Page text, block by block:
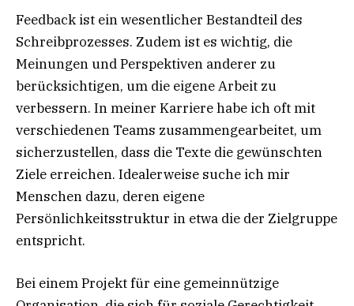
Feedback ist ein wesentlicher Bestandteil des
Schreibprozesses. Zudem ist es wichtig, die
Meinungen und Perspektiven anderer zu
berücksichtigen, um die eigene Arbeit zu
verbessern. In meiner Karriere habe ich oft mit
verschiedenen Teams zusammengearbeitet, um
sicherzustellen, dass die Texte die gewünschten
Ziele erreichen. Idealerweise suche ich mir
Menschen dazu, deren eigene
Persönlichkeitsstruktur in etwa die der Zielgruppe
entspricht.
Bei einem Projekt für eine gemeinnützige